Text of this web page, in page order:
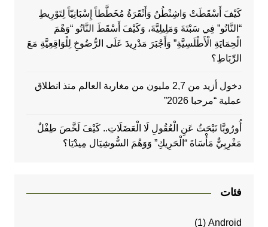
كَيْفَ أَسْقَطَتْ وَاشِنْطُنُ وَأَنْقَرَةُ مُخَطَّطاً إِسْبَانِيّاً لِتَوْرِيطِ
“النَّاتُو” فِي سَبْتَةَ وَمَلِيلِيَّةَ، وَكَيْفَ أَسْقَطَ النَّاتُو “وَهْمَ
الْحِمَايَةِ الْأَطْلَسِيَّةِ” وَأَجْبَرَ مَدْرِيدَ عَلَى الرُّضُوخِ لِلْوَاقِعِيَّةِ مَعَ
الرِّبَاطِ؟
دخول أزيد من 2,7 مليون من مغاربة العالم منذ انطلاق
عملية “مرحبا 2026”
أُورُوبَّا تَبْحَثُ عَنِ الْعُقُولِ لَا الْعَضَلَاتِ.. كَيْفَ لَخَّصَ طِفْلٌ
مَغْرِبِيٌّ مَأْسَاةَ “الْحَرِيكِ” وَوَهْمَ السُّوشِيَال مِيدْيَا؟
فئات
Android
(1)